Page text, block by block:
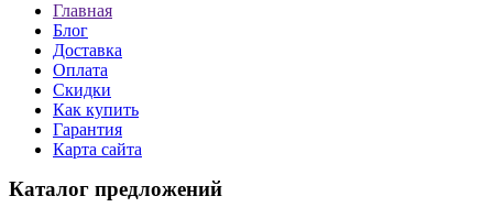
Главная
Блог
Доставка
Оплата
Скидки
Как купить
Гарантия
Карта сайта
Каталог предложений